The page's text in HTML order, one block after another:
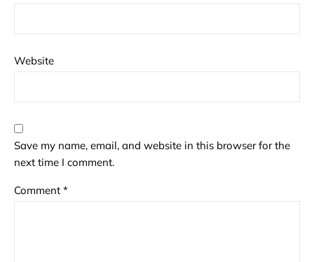
Website
Save my name, email, and website in this browser for the
next time I comment.
Comment *